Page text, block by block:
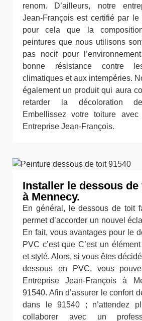
renom. D’ailleurs, notre
Jean-François est certifié par le
pour cela que la
peintures que nous utilisons
pas nocif pour
bonne résistance contre
climatiques et aux intempéries.
également un produit qui aura
retarder la décoloration
Embellissez votre toiture avec
Entreprise Jean-François.
Installer le dessous de
à Mennecy.
En général, le dessous de toit
permet d’accorder un nouvel
En fait, vous avantages pour le
PVC c’est que C’est un
et stylé. Alors, si vous êtes
dessous en PVC, vous
Entreprise Jean-François à
91540. Afin d’assurer le confort
dans le 91540 ; n’attendez
collaborer avec un